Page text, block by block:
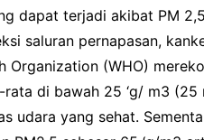
dapat terjadi akibat PM
saluran pernapasan,
Organization (WHO)
rata di bawah 25 ‘g/ m3
udara yang sehat.